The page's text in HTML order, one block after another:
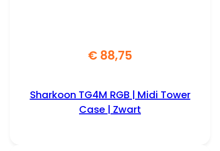
€ 88,75
Sharkoon TG4M RGB | Midi Tower
Case | Zwart